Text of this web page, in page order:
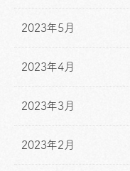
2023年5月
2023年4月
2023年3月
2023年2月